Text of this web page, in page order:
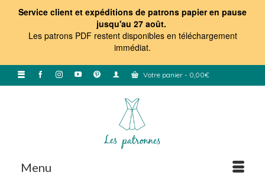
Service client et expéditions de patrons papier en pause
jusqu'au 27 août.
Les patrons PDF restent disponibles en téléchargement
immédiat.
Votre panier - 0,00€
Menu